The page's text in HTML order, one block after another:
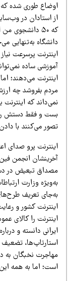
طوری شده که استاد
استادان در وب‌سایت
که ۵۰ دانشجوی من
به‌تنهایی
پرسرعت نیاز
ساده نمی‌تواند
می‌دهند؛ اما
بفروشد چه ارزشی
که اینترنت یک
و فقط دستش را باز
می‌کنند با دادن
پرو صدای
انجمن فین‌تک
تبعیض در دسترسی
وزارت ارتباطات
تعریف طرح‌های
کشور و رعایت
را کالای عمومی
دانسته و درباره
تضعیف
نخبگان به
اما به همه این